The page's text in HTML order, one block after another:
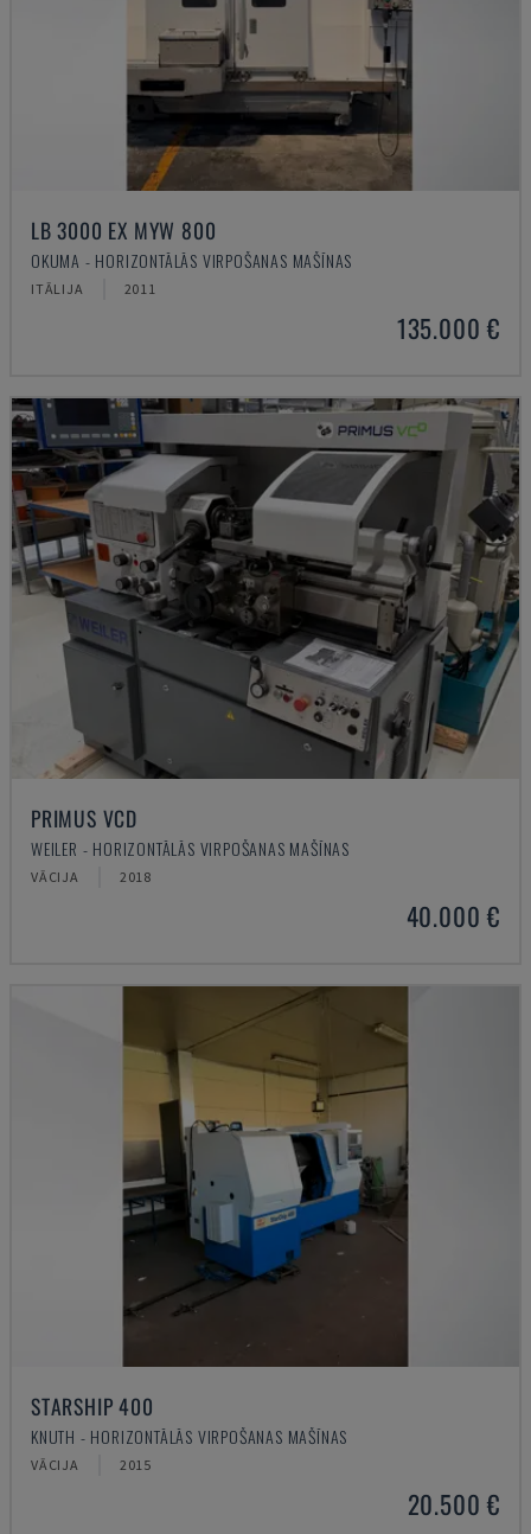
LB 3000 EX MYW 800
OKUMA - HORIZONTĀLĀS VIRPOŠANAS MAŠĪNAS
ITĀLIJA 2011
135.000 €
PRIMUS VCD
WEILER - HORIZONTĀLĀS VIRPOŠANAS MAŠĪNAS
VĀCIJA 2018
40.000 €
STARSHIP 400
KNUTH - HORIZONTĀLĀS VIRPOŠANAS MAŠĪNAS
VĀCIJA 2015
20.500 €